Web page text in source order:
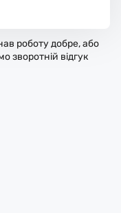
роботу добре, або
зворотній відгук